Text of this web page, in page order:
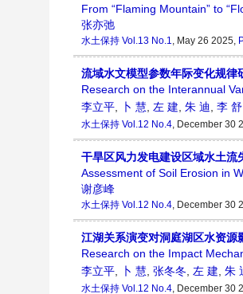
From “Flaming Mountain” to
张亦弛
水土保持 Vol.13 No.1, May 26 2025,
流域水文模型参数年际变化规律
Research on the Interannual
李立平
卜 慧 左 建 朱 迪 李 舒
水土保持 Vol.12 No.4, December 30
干旱区风力发电建设区域水土流
Assessment of Soil Erosion in
谢彦峰
水土保持 Vol.12 No.4, December 30
江湖关系演变对洞庭湖区水资源
Research on the Impact
李立平
卜 慧 张冬冬 左 建 朱
水土保持 Vol.12 No.4, December 30